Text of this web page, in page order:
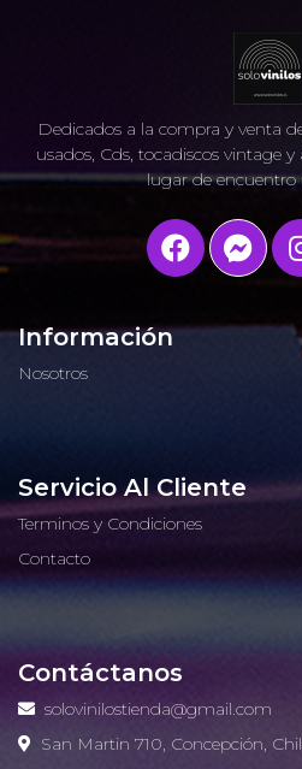
Dedicados a la compra y venta
usados, Cds, tocadiscos vintage
lugar de
Información
Nosotros
Servicio Al Cliente
Terminos y Condiciones
Contacto
Contáctanos
solovinilostienda@gmail.com
San Martin 710, Concepción,